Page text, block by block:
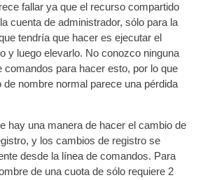
fallar ya que el recurso compartido
cuenta de administrador, sólo para la
tendría que hacer es ejecutar el
y luego elevarlo. No conozco ninguna
comandos para hacer esto, por lo que
nombre normal parece una pérdida
hay una manera de hacer el cambio de
y los cambios de registro se
desde la línea de comandos. Para
de una cuota de sólo requiere 2